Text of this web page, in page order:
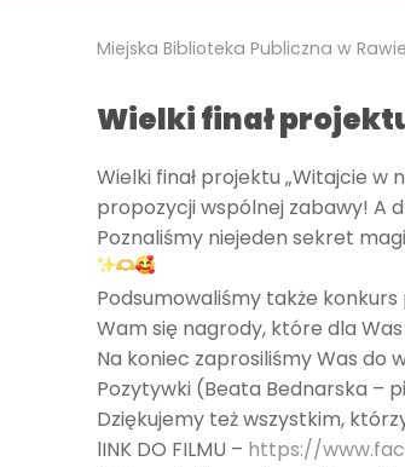
Miejska Biblioteka Publiczna w
Wielki finał
Wielki finał projektu „Witajcie w
propozycji wspólnej zabawy! A
Poznaliśmy niejeden sekret
Podsumowaliśmy także konkurs
Wam się nagrody, które dla
Na koniec zaprosiliśmy Was do
Pozytywki (Beata Bednarska –
Dziękujemy też wszystkim,
lINK DO FILMU – https://